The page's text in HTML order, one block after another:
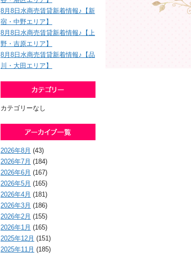
8月8日水商売賃貸新着情報♪【新
宿・中野エリア】
8月8日水商売賃貸新着情報♪【上
野・吉原エリア】
8月8日水商売賃貸新着情報♪【品
川・大田エリア】
カテゴリーなし
2026年8月 (43)
2026年7月 (184)
2026年6月 (167)
2026年5月 (165)
2026年4月 (181)
2026年3月 (186)
2026年2月 (155)
2026年1月 (165)
2025年12月 (151)
2025年11月 (185)